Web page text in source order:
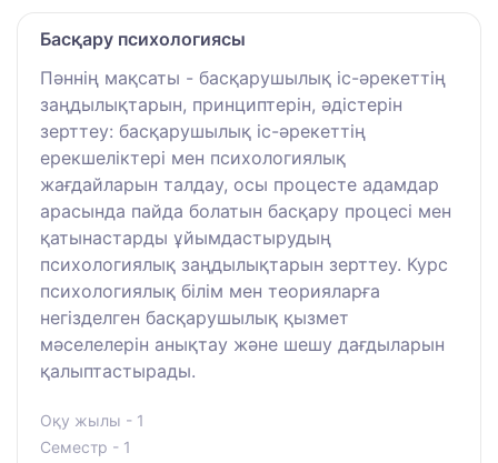
Басқару психологиясы
Пәннің мақсаты - басқарушылық іс-әрекеттің
заңдылықтарын, принциптерін, әдістерін
зерттеу: басқарушылық іс-әрекеттің
ерекшеліктері мен психологиялық
жағдайларын талдау, осы процесте адамдар
арасында пайда болатын басқару процесі мен
қатынастарды ұйымдастырудың
психологиялық заңдылықтарын зерттеу. Курс
психологиялық білім мен теорияларға
негізделген басқарушылық қызмет
мәселелерін анықтау және шешу дағдыларын
қалыптастырады.
Оқу жылы - 1
Семестр - 1